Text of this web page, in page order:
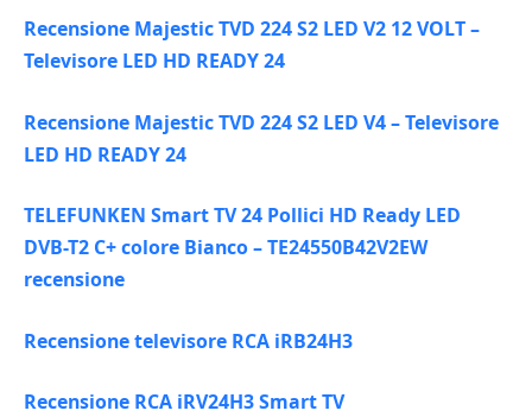
Recensione Majestic TVD 224 S2 LED V2 12 VOLT –
Televisore LED HD READY 24
Recensione Majestic TVD 224 S2 LED V4 – Televisore
LED HD READY 24
TELEFUNKEN Smart TV 24 Pollici HD Ready LED
DVB-T2 C+ colore Bianco – TE24550B42V2EW
recensione
Recensione televisore RCA iRB24H3
Recensione RCA iRV24H3 Smart TV